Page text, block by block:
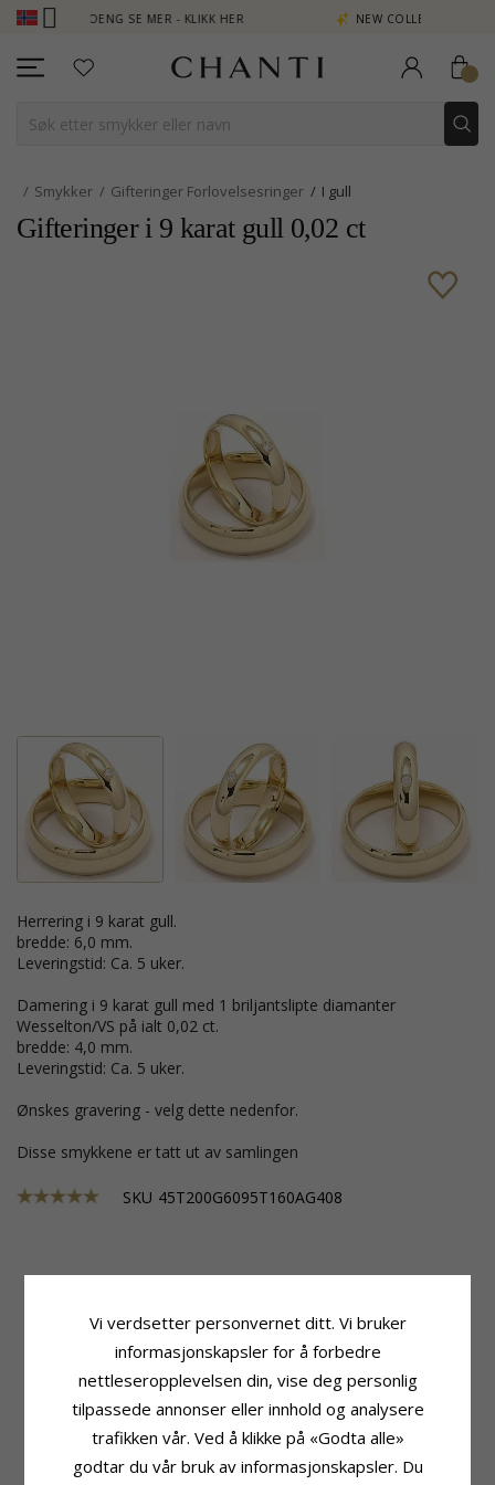
POENG SE MER - KLIKK HER NEW COLLECTION | AURA
Smykker Gifteringer Forlovelsesringer I gull
Gifteringer i 9 karat gull 0,02 ct
Herrering i 9 karat gull.
bredde: 6,0 mm.
Leveringstid: Ca. 5 uker.
Damering i 9 karat gull med 1 briljantslipte diamanter
Wesselton/VS på ialt 0,02 ct.
bredde: 4,0 mm.
Leveringstid: Ca. 5 uker.
Ønskes gravering - velg dette nedenfor.
Disse smykkene er tatt ut av samlingen
SKU 45T200G6095T160AG408
Gifteringer
Edelmetall:Gull
Overflate:Blank
Bredde: 6,0 mm
Vekt: 8,5 G
Leveringstid:Ca. 5 Uker
Produktinformasjon
Ringtype: Damering
Karat:9
Vi verdsetter personvernet ditt. Vi bruker
informasjonskapsler for å forbedre
nettleseropplevelsen din, vise deg personlig
tilpassede annonser eller innhold og analysere
trafikken vår. Ved å klikke på «Godta alle»
godtar du vår bruk av informasjonskapsler. Du